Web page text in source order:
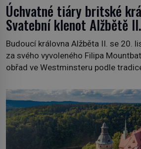
Úchvatné tiáry britské
Svatební klenot Alžbětě
Budoucí královna Alžběta II. se 20.
za svého vyvoleného Filipa
obřad ve Westminsteru podle
soukromé kolekce – diamantovou
„Je to ošklivá špičatá tiára,“
politik Sir Henry Channon